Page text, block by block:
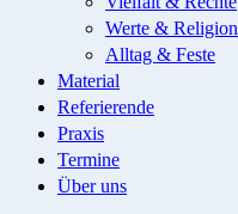
Werte & Religion
Alltag & Feste
Material
Referierende
Praxis
Termine
Über uns